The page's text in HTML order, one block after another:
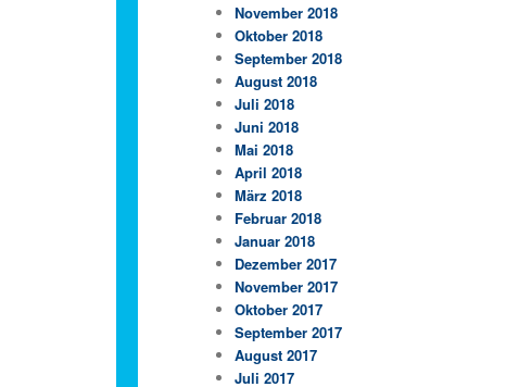
November 2018
Oktober 2018
September 2018
August 2018
Juli 2018
Juni 2018
Mai 2018
April 2018
März 2018
Februar 2018
Januar 2018
Dezember 2017
November 2017
Oktober 2017
September 2017
August 2017
Juli 2017